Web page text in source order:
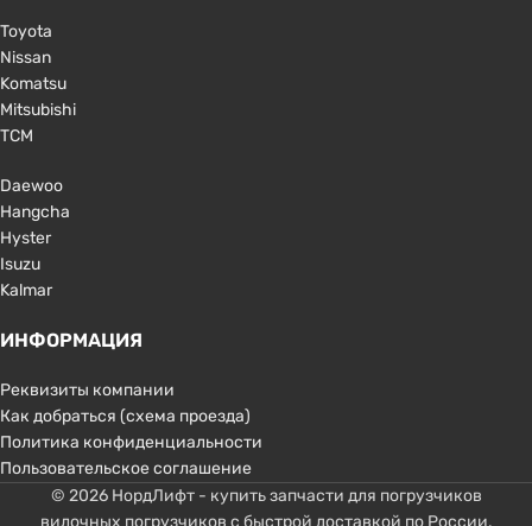
Toyota
Nissan
Komatsu
Mitsubishi
TCM
Daewoo
Hangcha
Hyster
Isuzu
Kalmar
ИНФОРМАЦИЯ
Реквизиты компании
Как добраться (схема проезда)
Политика конфиденциальности
Пользовательское соглашение
© 2026 НордЛифт - купить запчасти для погрузчиков